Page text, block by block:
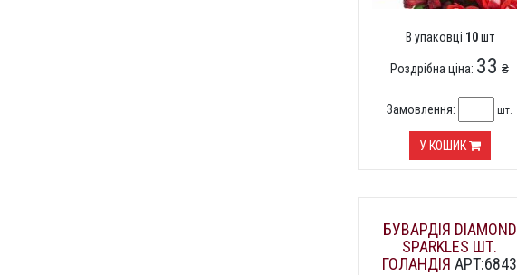
В упаковці 10шт
Роздрібна ціна: 33 ₴
Замовлення: шт.
У КОШИК
БУВАРДІЯ DIAMOND
SPARKLES ШТ.
ГОЛАНДІЯ АРТ:6843